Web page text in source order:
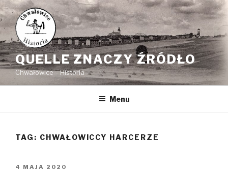
Przejdź
do
treści
QUELLE ZNACZY ŹRÓDŁO
Chwałowice – Historia
Menu
TAG: CHWAŁOWICCY HARCERZE
OPUBLIKOWANE
4 MAJA 2020